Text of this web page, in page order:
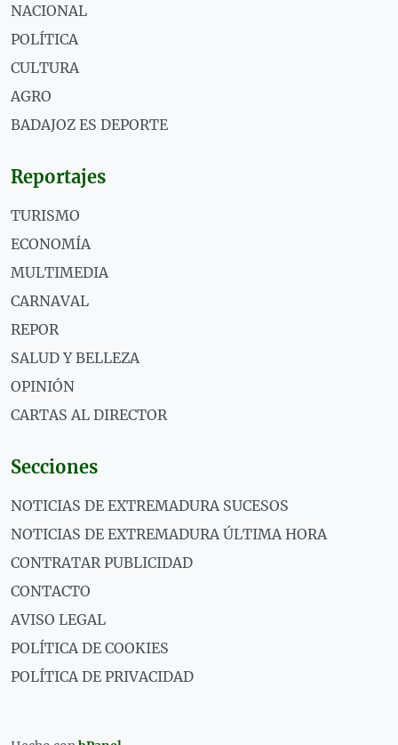
NACIONAL
POLÍTICA
CULTURA
AGRO
BADAJOZ ES DEPORTE
Reportajes
TURISMO
ECONOMÍA
MULTIMEDIA
CARNAVAL
REPOR
SALUD Y BELLEZA
OPINIÓN
CARTAS AL DIRECTOR
Secciones
NOTICIAS DE EXTREMADURA SUCESOS
NOTICIAS DE EXTREMADURA ÚLTIMA HORA
CONTRATAR PUBLICIDAD
CONTACTO
AVISO LEGAL
POLÍTICA DE COOKIES
POLÍTICA DE PRIVACIDAD